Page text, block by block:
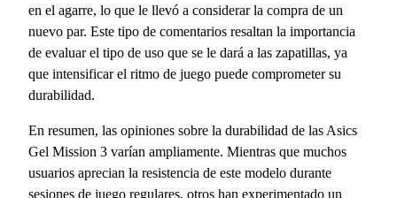
en el agarre, lo que le llevó a considerar la compra de un
nuevo par. Este tipo de comentarios resaltan la importancia
de evaluar el tipo de uso que se le dará a las zapatillas, ya
que intensificar el ritmo de juego puede comprometer su
durabilidad.
En resumen, las opiniones sobre la durabilidad de las Asics
Gel Mission 3 varían ampliamente. Mientras que muchos
usuarios aprecian la resistencia de este modelo durante
sesiones de juego regulares, otros han experimentado un